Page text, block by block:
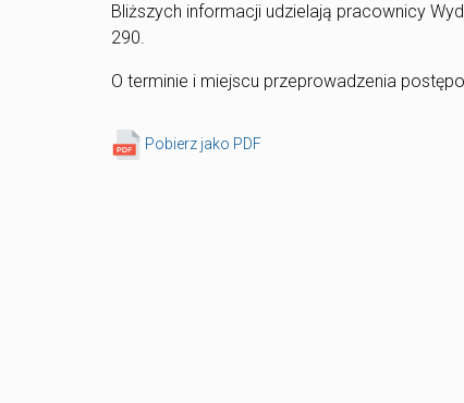
Bliższych informacji udzielają pracownicy
290.
O terminie i miejscu przeprowadzenia
Pobierz jako PDF